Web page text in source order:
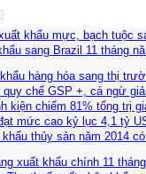
khẩu mực, bạch tuộc
sang Brazil 11 tháng
hàng hóa sang thị
quy chế GSP +, cá ngừ
kiện chiếm 81% tổng trị
mức cao kỷ lục 4,1 tỷ
thủy sản năm 2014
xuất khẩu chính 11